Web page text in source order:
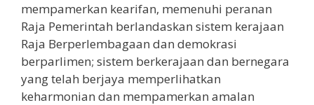
mempamerkan kearifan, memenuhi peranan
Raja Pemerintah berlandaskan sistem kerajaan
Raja Berperlembagaan dan demokrasi
berparlimen; sistem berkerajaan dan bernegara
yang telah berjaya memperlihatkan
keharmonian dan mempamerkan amalan